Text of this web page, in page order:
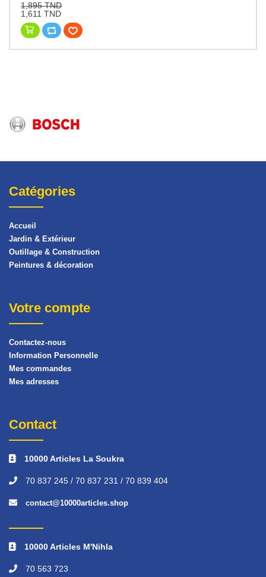
1,895 TND
1,611 TND
Catégories
Accueil
Jardin & Extérieur
Outillage & Construction
Peintures & décoration
Votre compte
Contactez-nous
Information Personnelle
Mes commandes
Mes adresses
Contact
10000 Articles La Soukra
70 837 245 / 70 837 231 / 70 839 404
contact@10000articles.shop
10000 Articles M'Nihla
70 563 723